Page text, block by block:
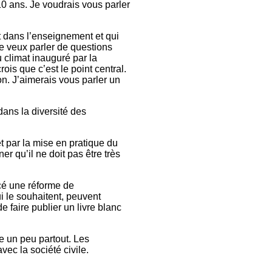
ans. Je voudrais vous parler
l’enseignement et qui
veux parler de questions
climat inauguré par la
que c’est le point central.
J’aimerais vous parler un
la diversité des
par la mise en pratique du
qu’il ne doit pas être très
une réforme de
le souhaitent, peuvent
faire publier un livre blanc
un peu partout. Les
la société civile.